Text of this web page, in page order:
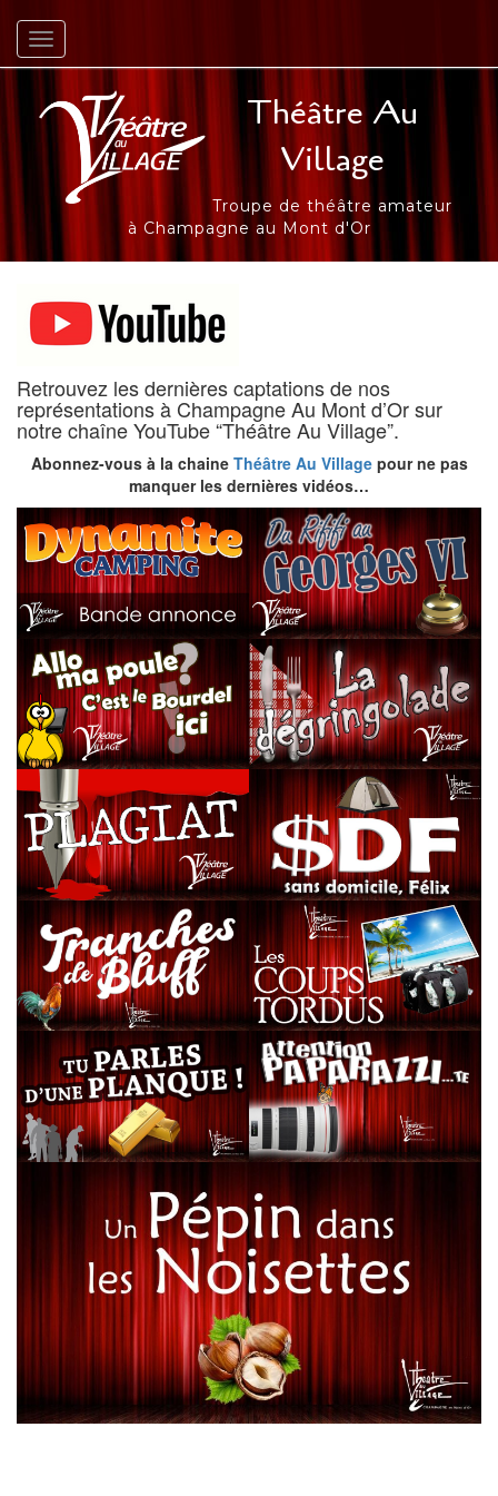
Afficher/masquer la navigation
Théâtre Au
Village
Troupe de théâtre amateur
à Champagne au Mont d'Or
Retrouvez les dernières captations de nos
représentations à Champagne Au Mont d’Or sur
notre chaîne YouTube “Théâtre Au Village”.
Abonnez-vous à la chaine Théâtre Au Villagepour ne pas
manquer les dernières vidéos…